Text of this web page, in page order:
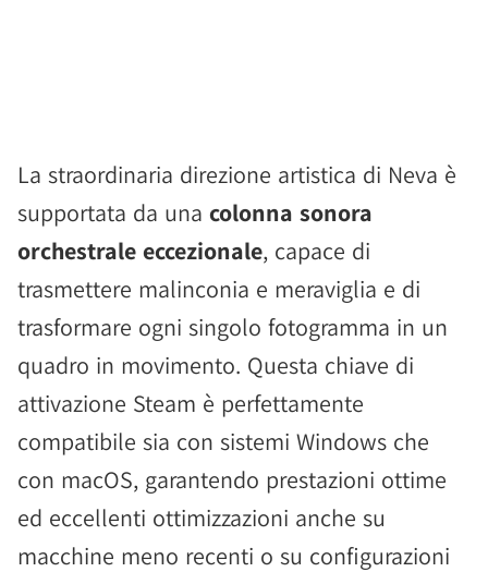
La straordinaria direzione artistica di Neva è
supportata da una colonna sonora
orchestrale eccezionale, capace di
trasmettere malinconia e meraviglia e di
trasformare ogni singolo fotogramma in un
quadro in movimento. Questa chiave di
attivazione Steam è perfettamente
compatibile sia con sistemi Windows che
con macOS, garantendo prestazioni ottime
ed eccellenti ottimizzazioni anche su
macchine meno recenti o su configurazioni